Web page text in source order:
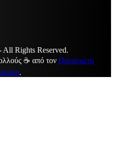
Rights Reserved.
☕ από τον Παναγιώτη
.